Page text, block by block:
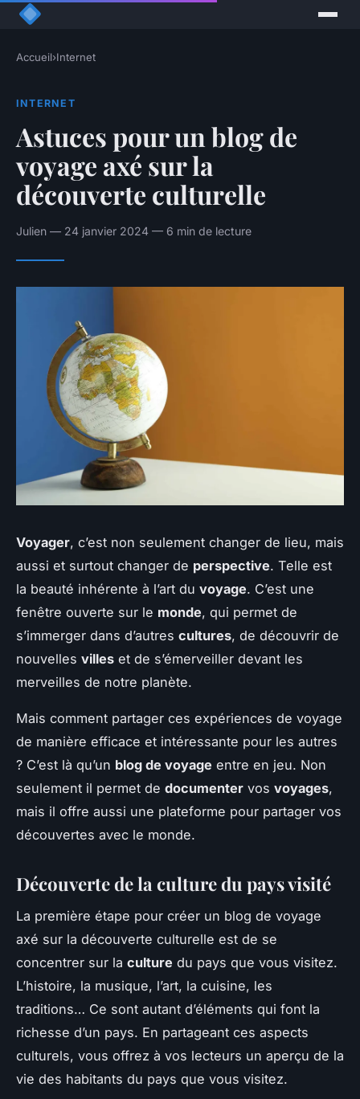
Accueil›Internet
INTERNET
Astuces pour un blog de
voyage axé sur la
découverte culturelle
Julien — 24 janvier 2024 — 6 min de lecture
Voyager, c’est non seulement changer de lieu, mais
aussi et surtout changer de perspective. Telle est
la beauté inhérente à l’art du voyage. C’est une
fenêtre ouverte sur le monde, qui permet de
s’immerger dans d’autres cultures, de découvrir de
nouvelles villes et de s’émerveiller devant les
merveilles de notre planète.
Mais comment partager ces expériences de voyage
de manière efficace et intéressante pour les autres
? C’est là qu’un blog de voyage entre en jeu. Non
seulement il permet de documenter vos voyages,
mais il offre aussi une plateforme pour partager vos
découvertes avec le monde.
Découverte de la culture du pays visité
La première étape pour créer un blog de voyage
axé sur la découverte culturelle est de se
concentrer sur la culture du pays que vous visitez.
L’histoire, la musique, l’art, la cuisine, les
traditions… Ce sont autant d’éléments qui font la
richesse d’un pays. En partageant ces aspects
culturels, vous offrez à vos lecteurs un aperçu de la
vie des habitants du pays que vous visitez.